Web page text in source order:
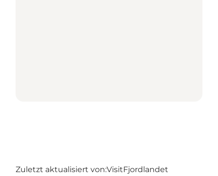
Zuletzt aktualisiert von:VisitFjordlandet